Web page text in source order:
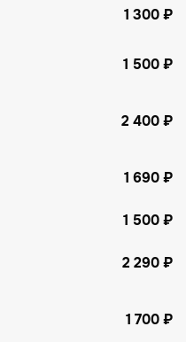
1 300 ₽
1 500 ₽
2 400 ₽
1 690 ₽
1 500 ₽
2 290 ₽
1 700 ₽